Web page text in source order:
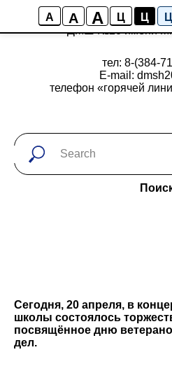
A A A Ц Ц
Ц
ДМШ №20 имени М.
тел: 8-(384-
E-mail:
телефон «горячей
Сегодня, 20 апреля, в
школы состоялось
посвящённое дню
дел.